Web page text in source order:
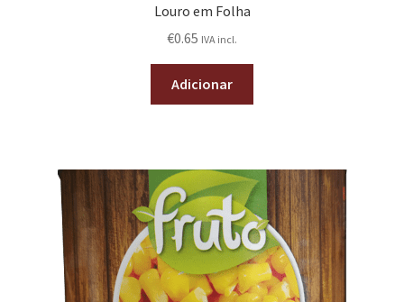
Louro em Folha
€0.65 IVA incl.
Adicionar